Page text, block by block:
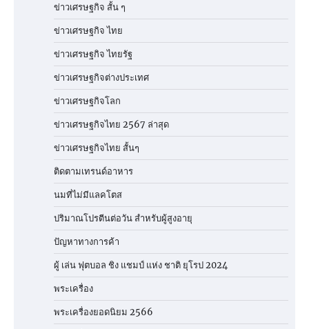
ข่าวเศรษฐกิจ สั้น ๆ
ข่าวเศรษฐกิจ ไทย
ข่าวเศรษฐกิจ ไทยรัฐ
ข่าวเศรษฐกิจต่างประเทศ
ข่าวเศรษฐกิจโลก
ข่าวเศรษฐกิจไทย 2567 ล่าสุด
ข่าวเศรษฐกิจไทย สั้นๆ
ติดตามเทรนด์อาหาร
นมที่ไม่มีแลคโตส
ปริมาณโปรตีนต่อวัน สำหรับผู้สูงอายุ
ปัญหาทางการค้า
ผู้ เล่น ฟุตบอล ชิง แชมป์ แห่ง ชาติ ยุโรป 2024
พระเครื่อง
พระเครื่องยอดนิยม 2566